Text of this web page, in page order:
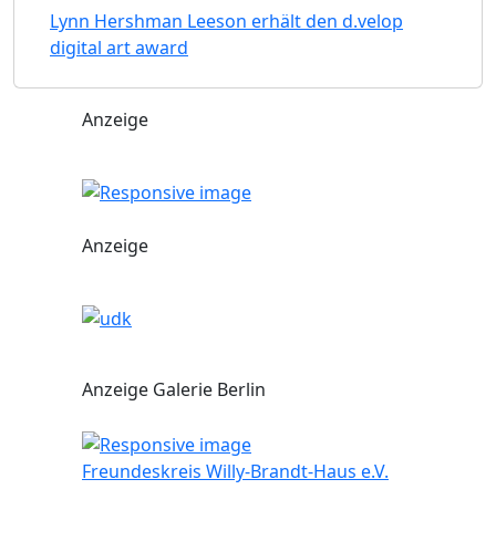
Lynn Hershman Leeson erhält den d.velop
digital art award
Anzeige
Anzeige
Anzeige Galerie Berlin
Freundeskreis Willy-Brandt-Haus e.V.